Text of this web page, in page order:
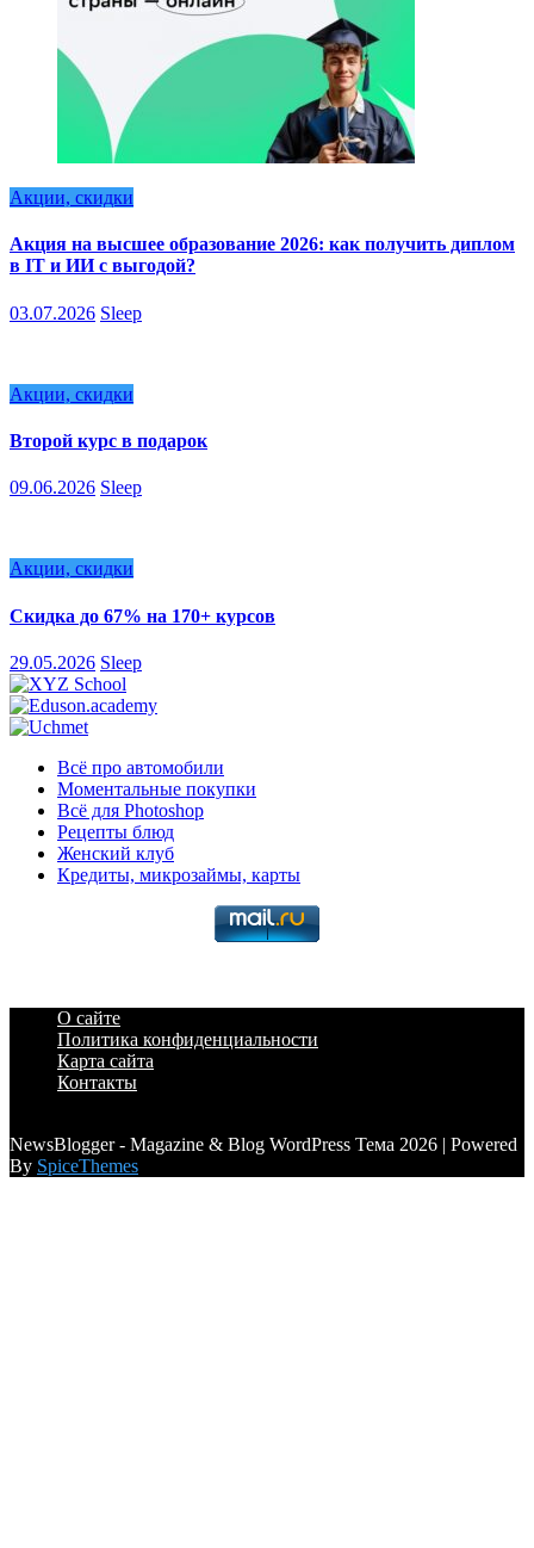
Акции, скидки
Акция на высшее образование 2026: как получить диплом
в IT и ИИ с выгодой?
03.07.2026 Sleep
Акции, скидки
Второй курс в подарок
09.06.2026 Sleep
Акции, скидки
Скидка до 67% на 170+ курсов
29.05.2026 Sleep
Всё про автомобили
Моментальные покупки
Всё для Photoshop
Рецепты блюд
Женский клуб
Кредиты, микрозаймы, карты
О сайте
Политика конфиденциальности
Карта сайта
Контакты
NewsBlogger - Magazine & Blog WordPress Тема 2026 | Powered
By SpiceThemes